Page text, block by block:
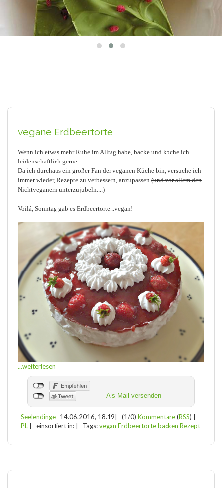
vegane Erdbeertorte
Wenn ich etwas mehr Ruhe im Alltag habe, backe und koche ich
leidenschaftlich gerne.
Da ich durchaus ein großer Fan der veganen Küche bin, versuche ich
immer wieder, Rezepte zu verbessern, anzupassen (und vor allem den
Nichtveganern unterzujubeln....)
Voilá, Sonntag gab es Erdbeertorte...vegan!
...weiterlesen
Als Mail versenden
Seelendinge 14.06.2016, 18.19 (1/0) Kommentare(RSS) |
PL
einsortiert in: Tags:vegan Erdbeertorte backen Rezept